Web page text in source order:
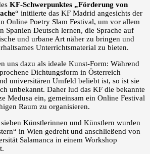
KF-Schwerpunktes „Förderung von
“ initiierte das KF Madrid angesichts der
Online Poetry Slam Festival, um vor allem
Spanien Deutsch lernen, die Sprache auf
und urbane Art näher zu bringen und
Unterrichtsmaterial zu bieten.
uns dazu als ideale Kunst-Form: Während
Dichtungsform in Österreich
universitären Umfeld beliebt ist, so ist sie
unbekannt. Daher lud das KF die bekannte
Medusa ein, gemeinsam ein Online Festival
Raum zu organisieren.
Künstlerinnen und Künstlern wurden
in Wien gedreht und anschließend von
Salamanca in einem Workshop